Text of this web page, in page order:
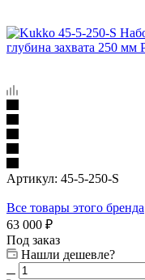
Артикул: 45-5-250-S
Все товары этого бренда
63 000 ₽
Под заказ
Нашли дешевле?